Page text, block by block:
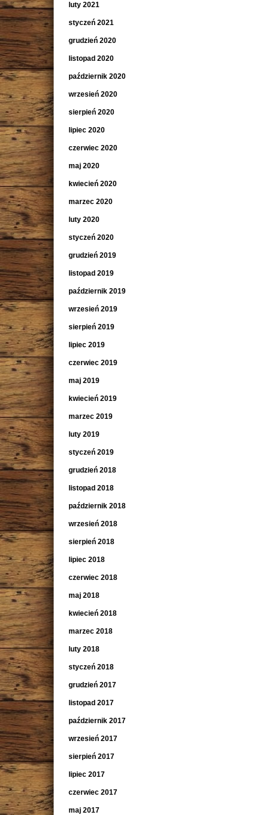
luty 2021
styczeń 2021
grudzień 2020
listopad 2020
październik 2020
wrzesień 2020
sierpień 2020
lipiec 2020
czerwiec 2020
maj 2020
kwiecień 2020
marzec 2020
luty 2020
styczeń 2020
grudzień 2019
listopad 2019
październik 2019
wrzesień 2019
sierpień 2019
lipiec 2019
czerwiec 2019
maj 2019
kwiecień 2019
marzec 2019
luty 2019
styczeń 2019
grudzień 2018
listopad 2018
październik 2018
wrzesień 2018
sierpień 2018
lipiec 2018
czerwiec 2018
maj 2018
kwiecień 2018
marzec 2018
luty 2018
styczeń 2018
grudzień 2017
listopad 2017
październik 2017
wrzesień 2017
sierpień 2017
lipiec 2017
czerwiec 2017
maj 2017